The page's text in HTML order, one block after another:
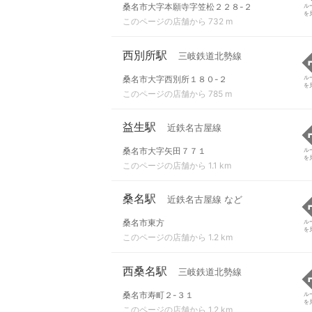
桑名市大字本願寺字笠松２２８-２
このページの店舗から 732 m
ル
を
西別所駅 三岐鉄道北勢線
桑名市大字西別所１８０-２
このページの店舗から 785 m
ル
を
益生駅 近鉄名古屋線
桑名市大字矢田７７１
このページの店舗から 1.1 km
ル
を
桑名駅 近鉄名古屋線 など
桑名市東方
このページの店舗から 1.2 km
ル
を
西桑名駅 三岐鉄道北勢線
桑名市寿町２-３１
このページの店舗から 1.2 km
ル
を